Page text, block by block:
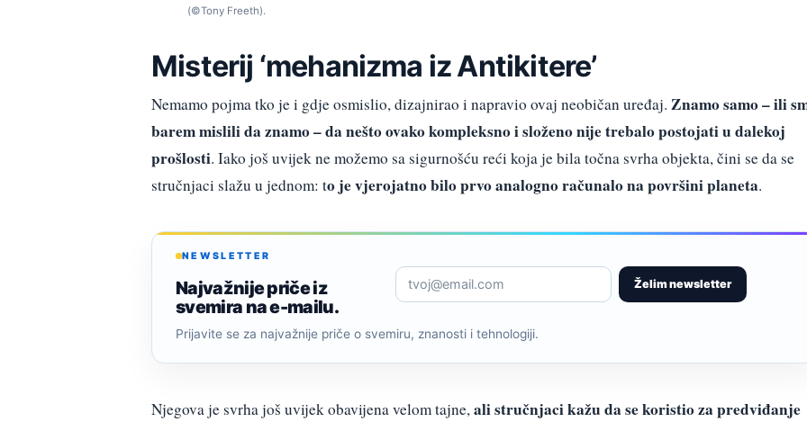
(©Tony Freeth).
Misterij ‘mehanizma iz Antikitere’
Nemamo pojma tko je i gdje osmislio, dizajnirao i napravio ovaj neobičan uređaj. Znamo samo – ili
barem mislili da znamo – da nešto ovako kompleksno i složeno nije trebalo postojati u dalekoj
prošlosti. Iako još uvijek ne možemo sa sigurnošću reći koja je bila točna svrha objekta, čini se da se
stručnjaci slažu u jednom: to je vjerojatno bilo prvo analogno računalo na površini planeta.
NEWSLETTER
Najvažnije priče iz
svemira na e-mailu.
Želim newsletter
Prijavite se za najvažnije priče o svemiru, znanosti i tehnologiji.
Njegova je svrha još uvijek obavijena velom tajne,ali stručnjaci kažu da se koristio za predviđanje